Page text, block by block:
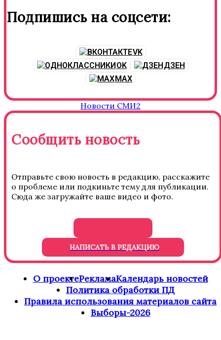
Подпишись на соцсети:
VK
OK
ДЗЕН
MAX
Новости СМИ2
Сообщить новость
Отправьте свою новость в редакцию, расскажите
о проблеме или подкиньте тему для публикации.
Сюда же загружайте ваше видео и фото.
НАПИСАТЬ В РЕДАКЦИЮ
О проектеРекламаКалендарь новостей
Политика обработки ПД
Правила использования материалов сайта
Выборы-2026